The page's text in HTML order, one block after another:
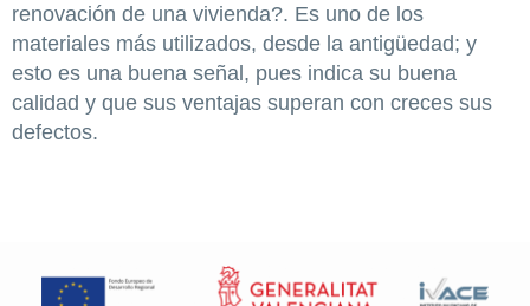
renovación de una vivienda?. Es uno de los
materiales más utilizados, desde la antigüedad; y
esto es una buena señal, pues indica su buena
calidad y que sus ventajas superan con creces sus
defectos.